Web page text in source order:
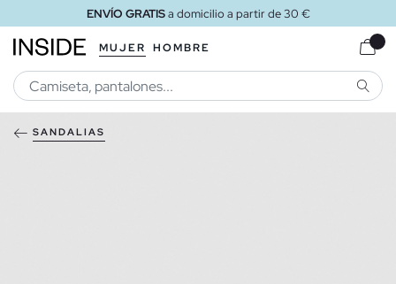
ENVÍO GRATISa domicilio a partir de 30 €
MUJER HOMBRE
SANDALIAS